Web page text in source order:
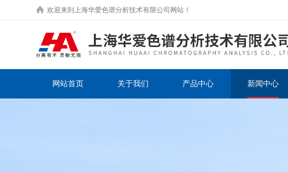
欢迎来到 上海华爱色谱分析技术有限公司网站 ！
网站首页 关于我们 产品中心 新闻中心